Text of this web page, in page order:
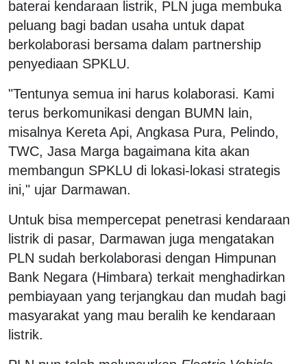
baterai kendaraan listrik, PLN juga membuka
peluang bagi badan usaha untuk dapat
berkolaborasi bersama dalam partnership
penyediaan SPKLU.
"Tentunya semua ini harus kolaborasi. Kami
terus berkomunikasi dengan BUMN lain,
misalnya Kereta Api, Angkasa Pura, Pelindo,
TWC, Jasa Marga bagaimana kita akan
membangun SPKLU di lokasi-lokasi strategis
ini," ujar Darmawan.
Untuk bisa mempercepat penetrasi kendaraan
listrik di pasar, Darmawan juga mengatakan
PLN sudah berkolaborasi dengan Himpunan
Bank Negara (Himbara) terkait menghadirkan
pembiayaan yang terjangkau dan mudah bagi
masyarakat yang mau beralih ke kendaraan
listrik.